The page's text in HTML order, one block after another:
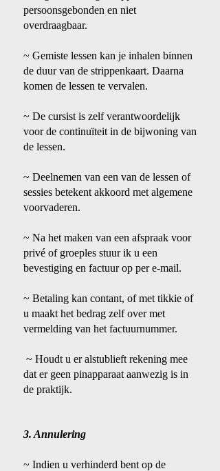
persoonsgebonden en niet
overdraagbaar.
~ Gemiste lessen kan je inhalen binnen
de duur van de strippenkaart. Daarna
komen de lessen te vervalen.
~ De cursist is zelf verantwoordelijk
voor de continuïteit in de bijwoning van
de lessen.
~ Deelnemen van een van de lessen of
sessies betekent akkoord met algemene
voorvaderen.
~ Na het maken van een afspraak voor
privé of groeples stuur ik u een
bevestiging en factuur op per e-mail.
~ Betaling kan contant, of met tikkie of
u maakt het bedrag zelf over met
vermelding van het factuurnummer.
~ Houdt u er alstublieft rekening mee
dat er geen pinapparaat aanwezig is in
de praktijk.
3. Annulering
~ Indien u verhinderd bent op de